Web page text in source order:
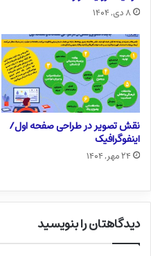
۸ دی, ۱۴۰۴
نقش تصویر در طراحی صفحه اول/
اینفوگرافیک
۲۴ مهر, ۱۴۰۴
دیدگاهتان را بنویسید